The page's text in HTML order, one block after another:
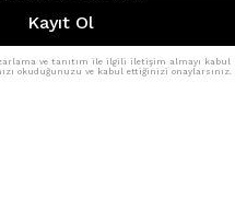
Kayıt Ol
ve tanıtım ile ilgili iletişim almayı kabul
okuduğunuzu ve kabul ettiğinizi onaylarsınız.